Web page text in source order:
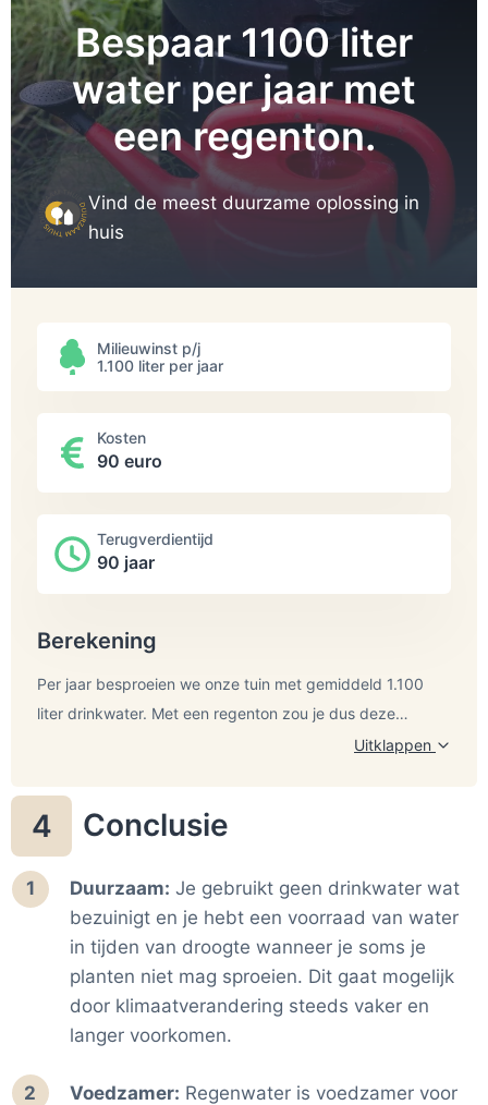
Bespaar 1100 liter
water per jaar met
een regenton.
Vind de meest duurzame oplossing in
huis
Milieuwinst p/j
1.100 liter per jaar
Kosten
90 euro
Terugverdientijd
90 jaar
Berekening
Per jaar besproeien we onze tuin met gemiddeld 1.100
liter drinkwater. Met een regenton zou je dus deze
hoeveelheid aan drinkwater kunnen besparen.
De prijs van 90 euro is berekend door de gemiddelde te
Bij waternet kost drinkwater 0,87 euro per m3. Dus met
een regenton bespaar je afgerond 1 euro per jaar aan
drinkwater. Als we een gemiddelde prijs van 90 euro
aannemen, is de terugverdientijd 90 jaar. Aangezien de
gemiddelde levensduur van een regenton korter is, kan je
de gemiddelde regenton financieel niet terugverdienen.
Duurzaam Thuis methode
Met Duurzaam Thuis maken we duurzaamheid
vergelijkbaar en begrijpelijk. We gebruiken zoveel
mogelijk bestaande bronnen met autoriteit en
of controleren we oplossingen zelf. We berekenen en
Uitklappen
4 Conclusie
Duurzaam: Je gebruikt geen drinkwater wat
bezuinigt en je hebt een voorraad van water
in tijden van droogte wanneer je soms je
planten niet mag sproeien. Dit gaat mogelijk
door klimaatverandering steeds vaker en
langer voorkomen.
Voedzamer: Regenwater is voedzamer voor